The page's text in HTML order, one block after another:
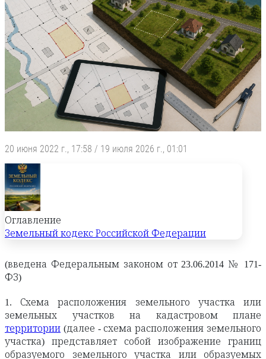
20 июня 2022 г., 17:58 / 19 июля 2026 г., 01:01
Оглавление
Земельный кодекс Российской Федерации
(введена Федеральным законом от 23.06.2014 № 171-
ФЗ)
1. Схема расположения земельного участка или
земельных участков на кадастровом плане
территории (далее - схема расположения земельного
участка) представляет собой изображение границ
образуемого земельного участка или образуемых